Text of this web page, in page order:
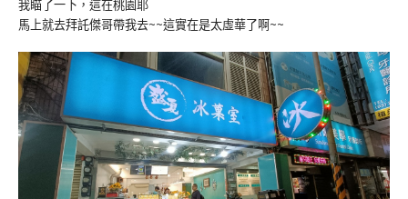
我瞄了一下，這在桃園耶
馬上就去拜託傑哥帶我去~~這實在是太虛華了啊~~